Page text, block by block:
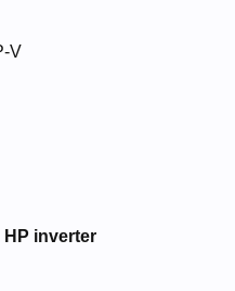
V
HP inverter